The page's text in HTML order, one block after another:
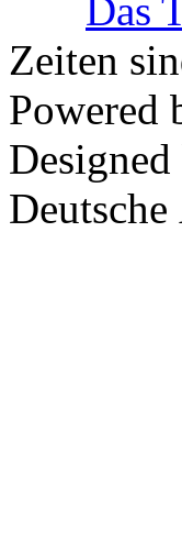
Das
Zeiten
Powered